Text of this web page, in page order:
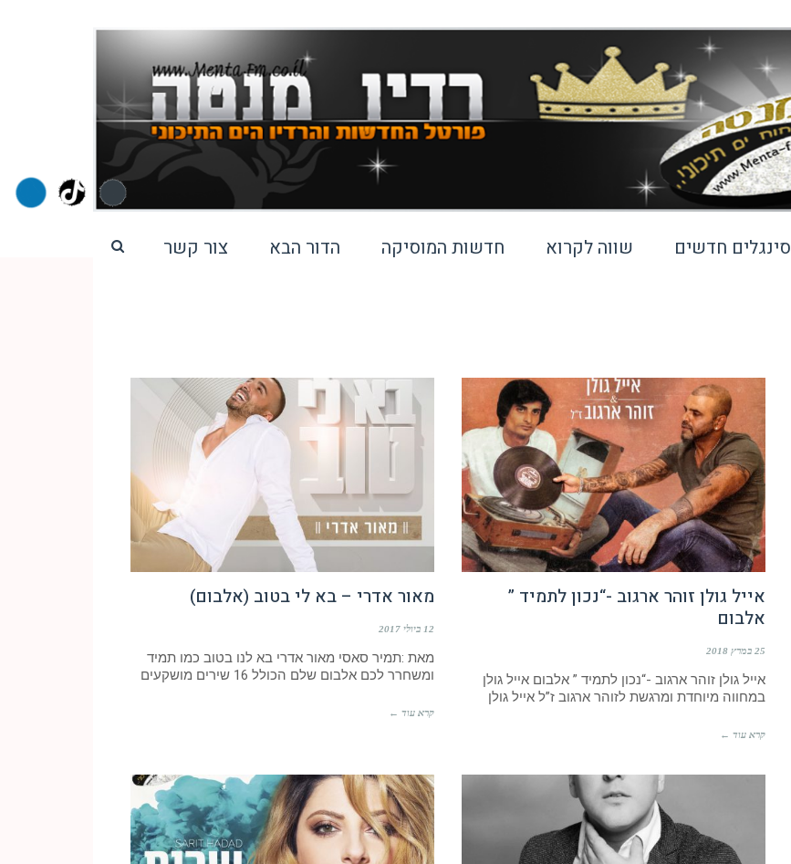
סינגלים חדשים שווה לקרוא חדשות המוסיקה הדור הבא צור קשר
אייל גולן זוהר ארגוב -“נכון לתמיד ”
אלבום
25 במרץ 2018
אייל גולן זוהר ארגוב -“נכון לתמיד ” אלבום אייל גולן
במחווה מיוחדת ומרגשת לזוהר ארגוב ז”ל אייל גולן
קרא עוד ←
מאור אדרי – בא לי בטוב (אלבום)
12 ביולי 2017
מאת :תמיר סאסי מאור אדרי בא לנו בטוב כמו תמיד
ומשחרר לכם אלבום שלם הכולל 16 שירים מושקעים
קרא עוד ←